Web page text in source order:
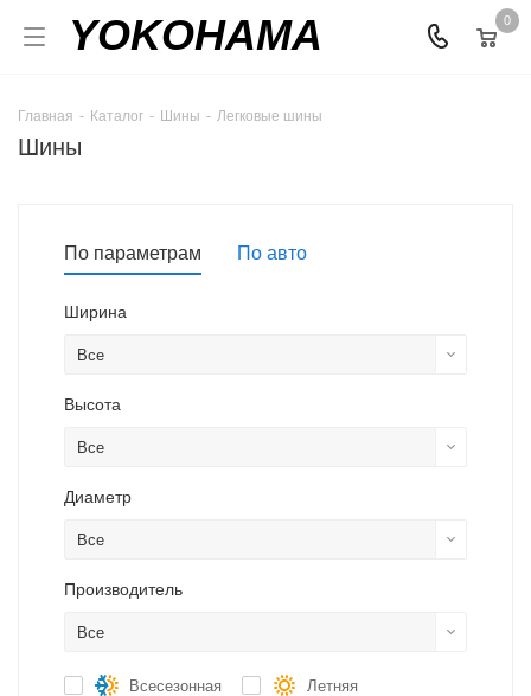
YOKOHAMA 0
Главная - Каталог - Шины - Легковые шины
Шины
По параметрам По авто
Ширина
Все
Высота
Все
Диаметр
Все
Производитель
Все
Всесезонная Летняя